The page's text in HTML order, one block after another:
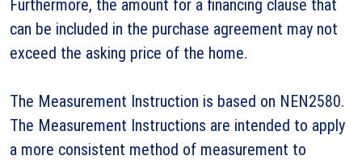
Furthermore, the amount for a financing clause that
can be included in the purchase agreement may not
exceed the asking price of the home.
The Measurement Instruction is based on NEN2580.
The Measurement Instructions are intended to apply
a more consistent method of measurement to